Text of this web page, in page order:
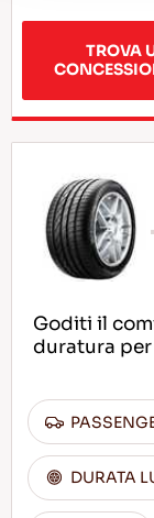
TROVA
Goditi il
duratura
DURATA